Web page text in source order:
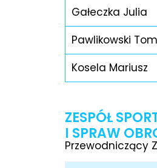
Gałeczka Julia
Pawlikowski
Kosela Mariusz
ZESPÓŁ
I SPRAW
Przewodniczący